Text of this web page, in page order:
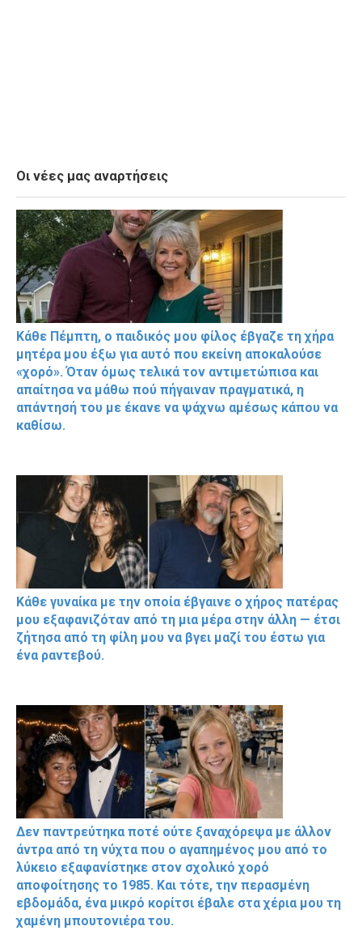
Οι νέες μας αναρτήσεις
Κάθε Πέμπτη, ο παιδικός μου φίλος έβγαζε τη χήρα
μητέρα μου έξω για αυτό που εκείνη αποκαλούσε
«χορό». Όταν όμως τελικά τον αντιμετώπισα και
απαίτησα να μάθω πού πήγαιναν πραγματικά, η
απάντησή του με έκανε να ψάχνω αμέσως κάπου να
καθίσω.
Κάθε γυναίκα με την οποία έβγαινε ο χήρος πατέρας
μου εξαφανιζόταν από τη μια μέρα στην άλλη — έτσι
ζήτησα από τη φίλη μου να βγει μαζί του έστω για
ένα ραντεβού.
Δεν παντρεύτηκα ποτέ ούτε ξαναχόρεψα με άλλον
άντρα από τη νύχτα που ο αγαπημένος μου από το
λύκειο εξαφανίστηκε στον σχολικό χορό
αποφοίτησης το 1985. Και τότε, την περασμένη
εβδομάδα, ένα μικρό κορίτσι έβαλε στα χέρια μου τη
χαμένη μπουτονιέρα του.